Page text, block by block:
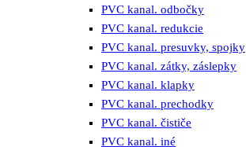
PVC kanal. odbočky
PVC kanal. redukcie
PVC kanal. presuvky, spojky
PVC kanal. zátky, záslepky
PVC kanal. klapky
PVC kanal. prechodky
PVC kanal. čističe
PVC kanal. iné